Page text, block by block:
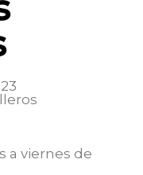
a viernes de